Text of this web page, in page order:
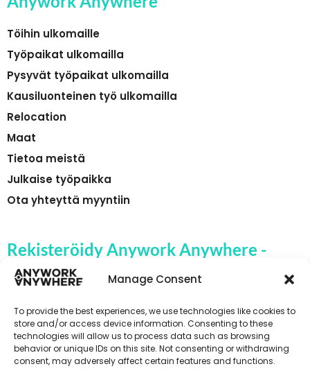
Manage Consent
To provide the best experiences, we use technologies like cookies to
store and/or access device information. Consenting to these
technologies will allow us to process data such as browsing
behavior or unique IDs on this site. Not consenting or withdrawing
consent, may adversely affect certain features and functions.
Töihin ulkomaille
Työpaikat ulkomailla
Pysyvät työpaikat ulkomailla
Kausiluonteinen työ ulkomailla
Relocation
Maat
Tietoa meistä
Julkaise työpaikka
Ota yhteyttä myyntiin
Rekisteröidy Anywork Anywhere -
yrityksen työpaikkahälytyksiin
🌞 VASTAANOTA TYÖPAIKKAILMOITUKSET